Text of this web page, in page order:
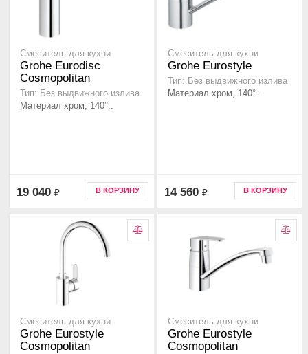
Смеситель для кухни
Grohe Eurodisc
Cosmopolitan
Тип: Без выдвижного излива
Материал хром, 140°..
19 040 ₽ В КОРЗИНУ
Смеситель для кухни
Grohe Eurostyle
Тип: Без выдвижного излива
Материал хром, 140°..
14 560 ₽ В КОРЗИНУ
Смеситель для кухни
Grohe Eurostyle
Cosmopolitan
Смеситель для кухни
Grohe Eurostyle
Cosmopolitan